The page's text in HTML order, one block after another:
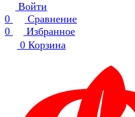
Войти
0
Сравнение
0
Избранное
0 Корзина